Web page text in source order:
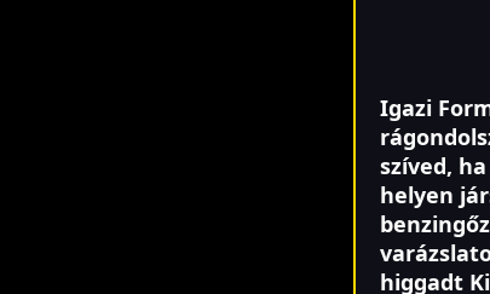
Igazi
szíved,
helyen
higgadt